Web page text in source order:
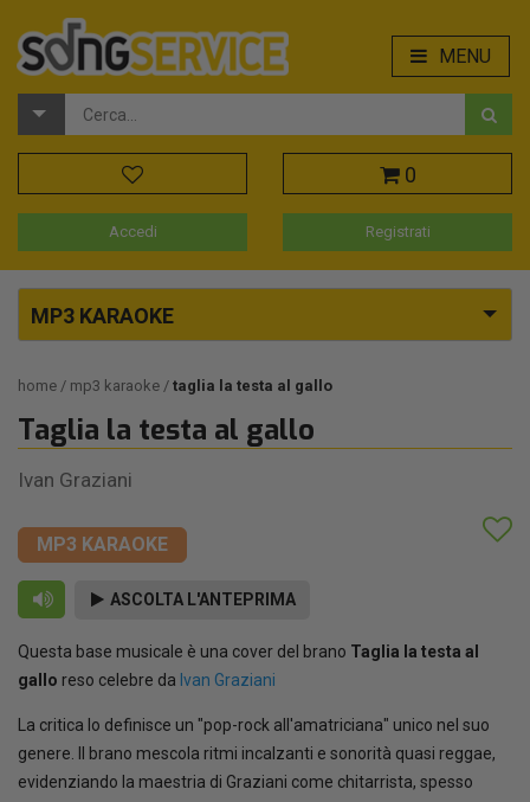
MENU
0
Accedi Registrati
MP3 KARAOKE
home mp3 karaoke taglia la testa al gallo
Taglia la testa al gallo
Ivan Graziani
MP3 KARAOKE
ASCOLTA L'ANTEPRIMA
Questa base musicale è una cover del brano Taglia la testa al
gallo reso celebre da Ivan Graziani
La critica lo definisce un "pop-rock all'amatriciana" unico nel suo
genere. Il brano mescola ritmi incalzanti e sonorità quasi reggae,
evidenziando la maestria di Graziani come chitarrista, spesso